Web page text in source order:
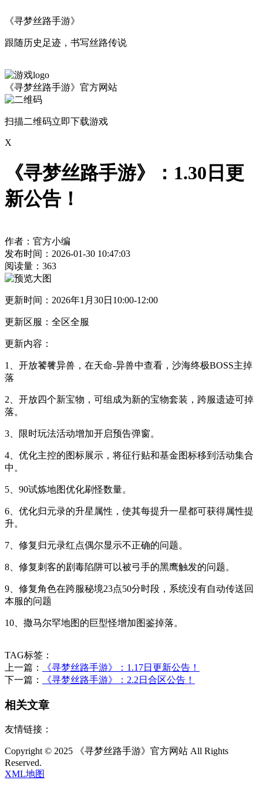
《寻梦丝路手游》
跟随历史足迹，书写丝路传说
《寻梦丝路手游》官方网站
扫描二维码立即下载游戏
X
《寻梦丝路手游》：1.30日更
新公告！
作者：官方小编
发布时间：2026-01-30 10:47:03
阅读量： 363
更新时间：2026年1月30日10:00-12:00
更新区服：全区全服
更新内容：
1、开放饕餮异兽，在天命-异兽中查看，沙海终极BOSS主掉
落
2、开放四个新宝物，可组成为新的宝物套装，跨服遗迹可掉
落。
3、限时玩法活动增加开启预告弹窗。
4、优化主控的图标展示，将征行贴和基金图标移到活动集合
中。
5、90试炼地图优化刷怪数量。
6、优化归元录的升星属性，使其每提升一星都可获得属性提
升。
7、修复归元录红点偶尔显示不正确的问题。
8、修复刺客的剧毒陷阱可以被弓手的黑鹰触发的问题。
9、修复角色在跨服秘境23点50分时段，系统没有自动传送回
本服的问题
10、撒马尔罕地图的巨型怪增加图鉴掉落。
TAG标签：
上一篇：
《寻梦丝路手游》：1.17日更新公告！
下一篇：
《寻梦丝路手游》：2.2日合区公告！
相关文章
友情链接：
Copyright © 2025 《寻梦丝路手游》官方网站 All Rights
Reserved.
XML地图